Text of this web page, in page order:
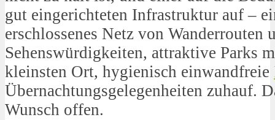
gut eingerichteten Infrastruktur auf –
erschlossenes Netz von Wanderrouten
Sehenswürdigkeiten, attraktive Parks
kleinsten Ort, hygienisch einwandfreie
Übernachtungsgelegenheiten zuhauf.
Wunsch offen.